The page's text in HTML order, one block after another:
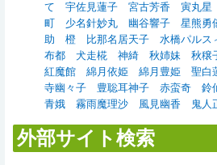
て
宇佐見蓮子 宮古芳香 寅丸星
町
少名針妙丸 幽谷響子 星熊勇
助
橙 比那名居天子 水橋パルス
布都
犬走椛 神綺 秋姉妹 秋穣
紅魔館
綿月依姫 綿月豊姫 聖白
寺幽々子
豊聡耳神子 赤蛮奇 鈴
青娥
霧雨魔理沙 風見幽香 鬼人
外部サイト検索